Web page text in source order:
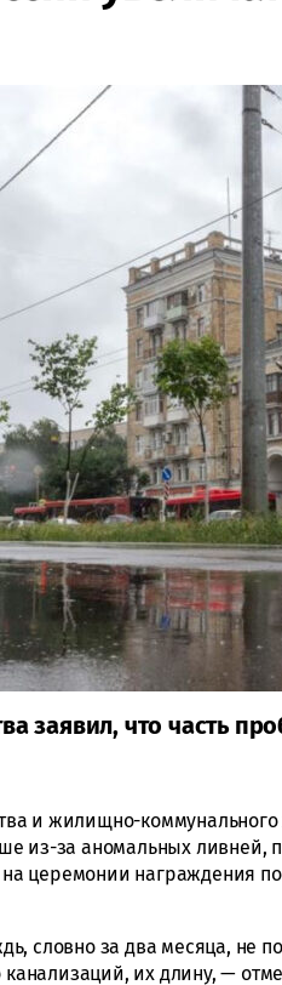
заявил, что часть
и жилищно-коммунального
из-за аномальных
на церемонии награждения
словно за два месяца, не
их длину, —